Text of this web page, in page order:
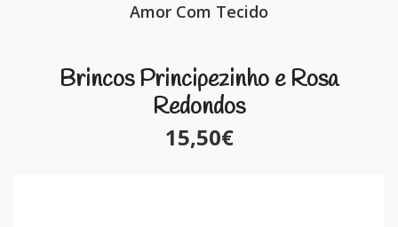
Amor Com Tecido
Brincos Principezinho e Rosa
Redondos
15,50€